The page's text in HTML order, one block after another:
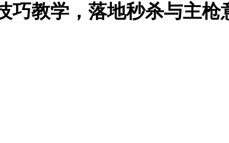
巧教学，落地秒杀与主